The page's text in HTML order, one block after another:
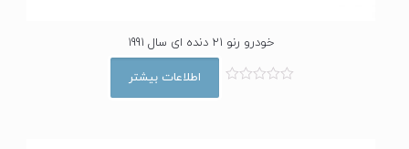
خودرو رنو 21 دنده ای سال 1991
اطلاعات بیشتر